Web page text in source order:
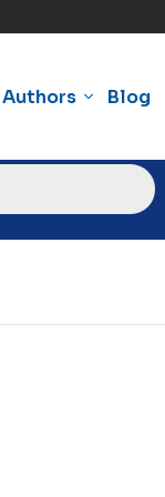
Authors Blog